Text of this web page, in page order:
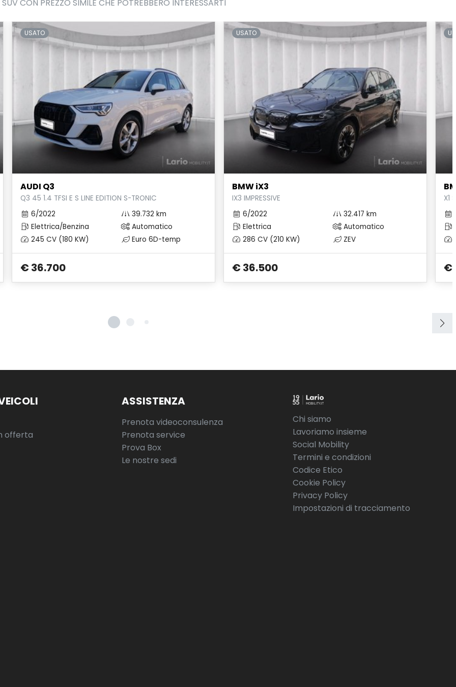
SUV CON PREZZO SIMILE CHE POTREBBERO INTERESSARTI
USATO
AUDI Q3
Q3 45 1.4 TFSI E S LINE EDITION S-TRONIC
6/2022
39.732 km
Elettrica/Benzina
Automatico
245 CV (180 KW)
Euro 6D-temp
€ 36.700
USATO
BMW iX3
IX3 IMPRESSIVE
6/2022
32.417 km
Elettrica
Automatico
286 CV (210 KW)
ZEV
€ 36.500
X1
€
offerta
ASSISTENZA
Prenota videoconsulenza
Prenota service
Prova Box
Le nostre sedi
Chi siamo
Lavoriamo insieme
Social Mobility
Termini e condizioni
Codice Etico
Cookie Policy
Privacy Policy
Impostazioni di tracciamento